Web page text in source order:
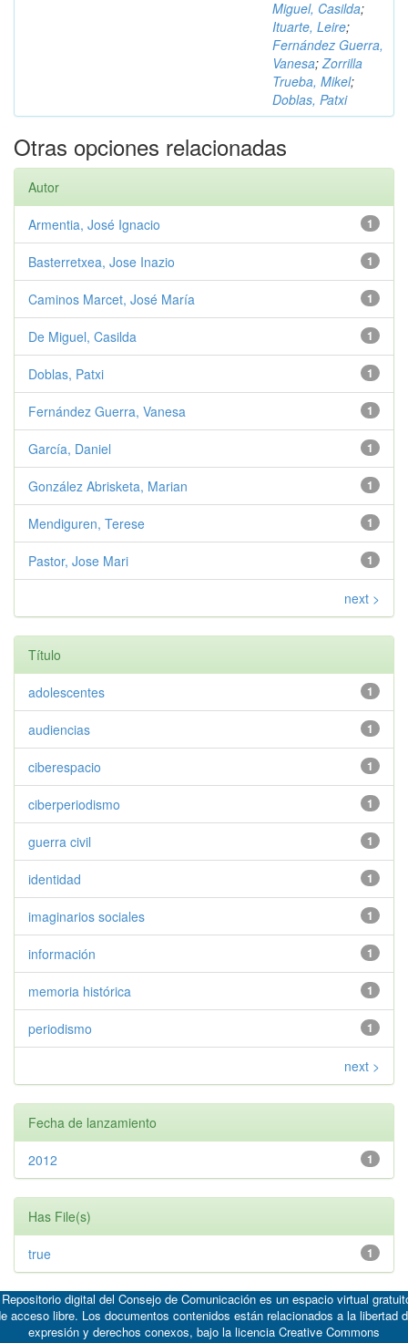
Miguel, Casilda;
Ituarte, Leire;
Fernández Guerra,
Vanesa;Zorrilla
Trueba, Mikel;
Doblas, Patxi
Otras opciones relacionadas
Autor
1
Armentia, José Ignacio
1
Basterretxea, Jose Inazio
1
Caminos Marcet, José María
1
De Miguel, Casilda
1
Doblas, Patxi
1
Fernández Guerra, Vanesa
1
García, Daniel
1
González Abrisketa, Marian
1
Mendiguren, Terese
1
Pastor, Jose Mari
next >
Título
1
adolescentes
1
audiencias
1
ciberespacio
1
ciberperiodismo
1
guerra civil
1
identidad
1
imaginarios sociales
1
información
1
memoria histórica
1
periodismo
next >
Fecha de lanzamiento
1
2012
Has File(s)
1
true
digital del Consejo de Comunicación es un espacio virtual
acceso libre. Los documentos contenidos están relacionados a la libertad
expresión y derechos conexos, bajo la licencia Creative Commons